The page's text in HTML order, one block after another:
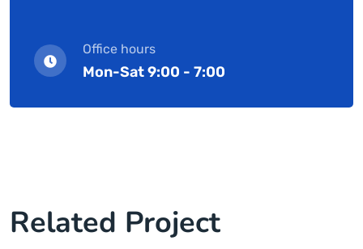
Office hours
Mon-Sat 9:00 - 7:00
Related Project